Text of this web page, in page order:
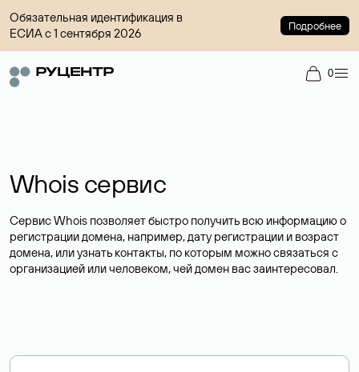
Обязательная идентификация в
ЕСИА с 1 сентября 2026
Подробнее
0
Whois сервис
Сервис Whois позволяет быстро получить всю информацию о
регистрации домена, например, дату регистрации и возраст
домена, или узнать контакты, по которым можно связаться с
организацией или человеком, чей домен вас заинтересовал.